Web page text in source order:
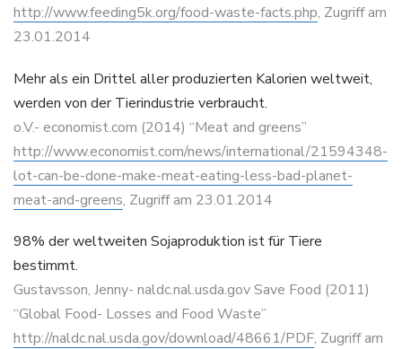
http://www.feeding5k.org/food-waste-facts.php, Zugriff am
23.01.2014
Mehr als ein Drittel aller produzierten Kalorien weltweit,
werden von der Tierindustrie verbraucht.
o.V.- economist.com (2014) “Meat and greens”
http://www.economist.com/news/international/21594348-
lot-can-be-done-make-meat-eating-less-bad-planet-
meat-and-greens, Zugriff am 23.01.2014
98% der weltweiten Sojaproduktion ist für Tiere
bestimmt.
Gustavsson, Jenny- naldc.nal.usda.gov Save Food (2011)
“Global Food- Losses and Food Waste”
http://naldc.nal.usda.gov/download/48661/PDF, Zugriff am